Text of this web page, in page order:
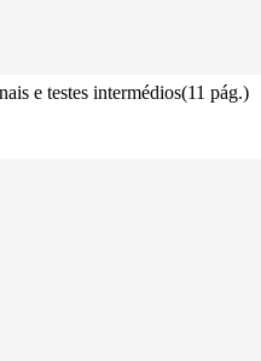
e testes intermédios(11 pág.)